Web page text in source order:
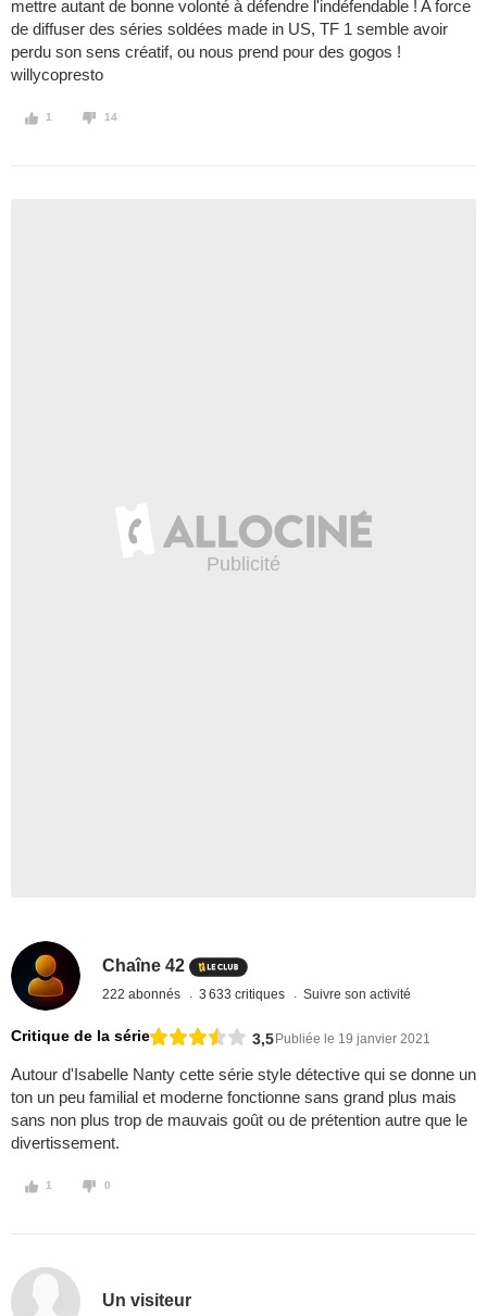
mettre autant de bonne volonté à défendre l'indéfendable ! A force
de diffuser des séries soldées made in US, TF 1 semble avoir
perdu son sens créatif, ou nous prend pour des gogos !
willycopresto
1 14
Chaîne 42
222 abonnés 3 633 critiques Suivre son activité
Critique de la série 3,5Publiée le 19 janvier 2021
Autour d'Isabelle Nanty cette série style détective qui se donne un
ton un peu familial et moderne fonctionne sans grand plus mais
sans non plus trop de mauvais goût ou de prétention autre que le
divertissement.
1 0
Un visiteur